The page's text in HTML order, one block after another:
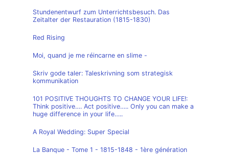
Stundenentwurf zum Unterrichtsbesuch. Das
Zeitalter der Restauration (1815-1830)
Red Rising
Moi, quand je me réincarne en slime -
Skriv gode taler: Taleskrivning som strategisk
kommunikation
101 POSITIVE THOUGHTS TO CHANGE YOUR LIFE!:
Think positive…. Act positive….. Only you can make a
huge difference in your life…..
A Royal Wedding: Super Special
La Banque - Tome 1 - 1815-1848 - 1ère génération